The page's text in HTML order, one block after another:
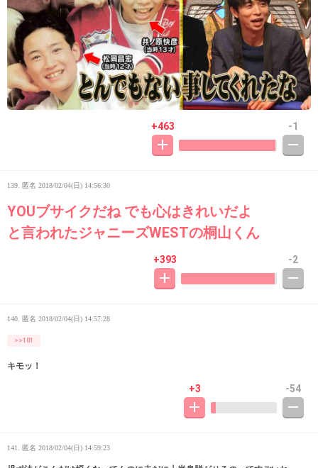
+463 -1
139. 匿名 2018/02/04(日) 14:56:30
YOUブサイクだね でも心はきれいだよ
と言われたジャニーズWESTの桐山くん
+393 -2
140. 匿名 2018/02/04(日) 14:57:28
>>101
キモッ！
+3 -54
141. 匿名 2018/02/04(日) 14:59:23